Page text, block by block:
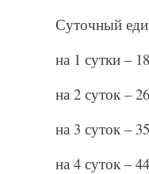
Суточный
на 1 сутки –
на 2 суток –
на 3 суток –
на 4 суток –